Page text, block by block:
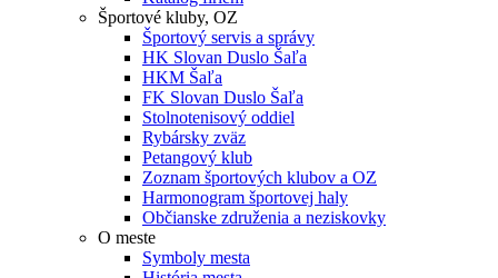
Športové kluby, OZ
Športový servis a správy
HK Slovan Duslo Šaľa
HKM Šaľa
FK Slovan Duslo Šaľa
Stolnotenisový oddiel
Rybársky zväz
Petangový klub
Zoznam športových klubov a OZ
Harmonogram športovej haly
Občianske združenia a neziskovky
O meste
Symboly mesta